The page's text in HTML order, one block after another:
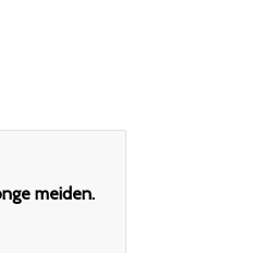
meiden.